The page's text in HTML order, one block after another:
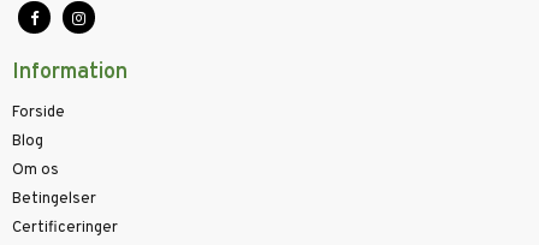
Information
Forside
Blog
Om os
Betingelser
Certificeringer